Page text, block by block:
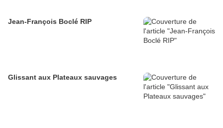
Jean-François Boclé RIP
Glissant aux Plateaux sauvages